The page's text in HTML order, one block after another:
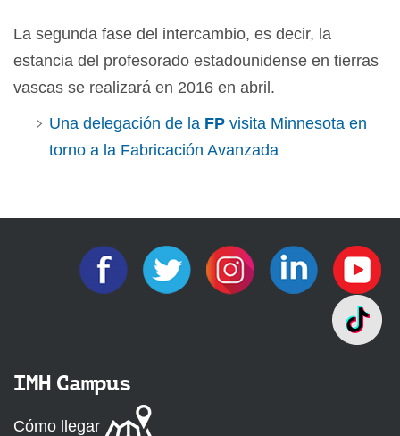
La segunda fase del intercambio, es decir, la
estancia del profesorado estadounidense en tierras
vascas se realizará en 2016 en abril.
Una delegación de la FP visita Minnesota en
torno a la Fabricación Avanzada
IMH Campus
Cómo llegar